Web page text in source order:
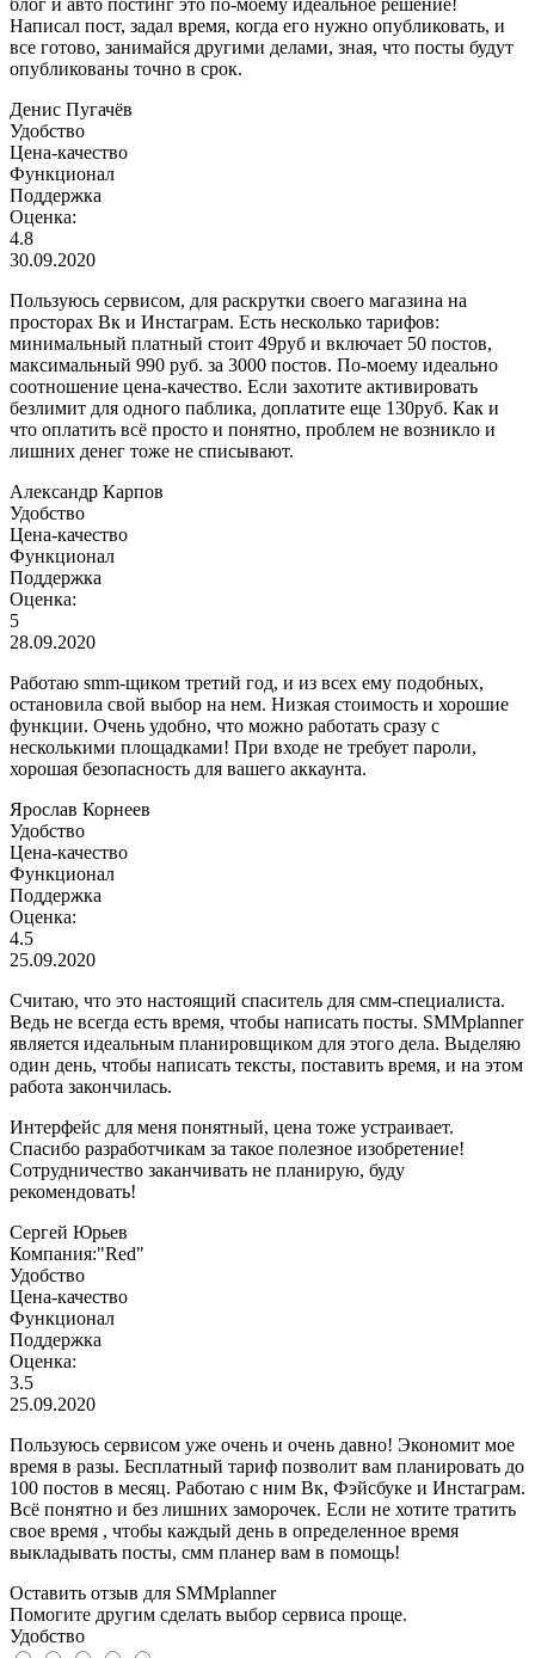
Написал пост, задал время, когда его нужно опубликовать, и
все готово, занимайся другими делами, зная, что посты будут
опубликованы точно в срок.
Денис Пугачёв
Удобство
Цена-качество
Функционал
Поддержка
Оценка:
4.8
30.09.2020
Пользуюсь сервисом, для раскрутки своего магазина на
просторах Вк и Инстаграм. Есть несколько тарифов:
минимальный платный стоит 49руб и включает 50 постов,
максимальный 990 руб. за 3000 постов. По-моему идеально
соотношение цена-качество. Если захотите активировать
безлимит для одного паблика, доплатите еще 130руб. Как и
что оплатить всё просто и понятно, проблем не возникло и
лишних денег тоже не списывают.
Александр Карпов
Удобство
Цена-качество
Функционал
Поддержка
Оценка:
5
28.09.2020
Работаю smm-щиком третий год, и из всех ему подобных,
остановила свой выбор на нем. Низкая стоимость и хорошие
функции. Очень удобно, что можно работать сразу с
несколькими площадками! При входе не требует пароли,
хорошая безопасность для вашего аккаунта.
Ярослав Корнеев
Удобство
Цена-качество
Функционал
Поддержка
Оценка:
4.5
25.09.2020
Считаю, что это настоящий спаситель для смм-специалиста.
Ведь не всегда есть время, чтобы написать посты. SMMplanner
является идеальным планировщиком для этого дела. Выделяю
один день, чтобы написать тексты, поставить время, и на этом
работа закончилась.
Интерфейс для меня понятный, цена тоже устраивает.
Спасибо разработчикам за такое полезное изобретение!
Сотрудничество заканчивать не планирую, буду
рекомендовать!
Сергей Юрьев
Компания:"Red"
Удобство
Цена-качество
Функционал
Поддержка
Оценка:
3.5
25.09.2020
Пользуюсь сервисом уже очень и очень давно! Экономит мое
время в разы. Бесплатный тариф позволит вам планировать до
100 постов в месяц. Работаю с ним Вк, Фэйсбуке и Инстаграм.
Всё понятно и без лишних заморочек. Если не хотите тратить
свое время , чтобы каждый день в определенное время
выкладывать посты, смм планер вам в помощь!
Оставить отзыв для SMMplanner
Помогите другим сделать выбор сервиса проще.
Удобство